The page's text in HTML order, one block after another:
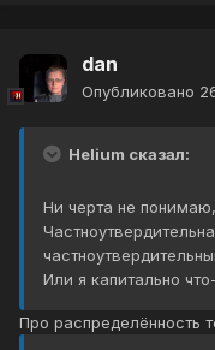
dan
Опубликовано
Helium сказал:
Ни черта не
Или я капитально
Про распределённость